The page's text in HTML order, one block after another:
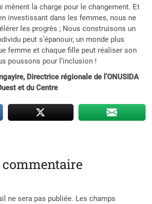
mènent la charge pour le changement. Et
investissant dans les femmes, nous ne
les progrès ; Nous construisons un
peut s’épanouir, un monde plus
femme et chaque fille peut réaliser son
poussons pour l’inclusion !
Directrice régionale de l’ONUSIDA
et du Centre
ne sera pas publiée. Les champs